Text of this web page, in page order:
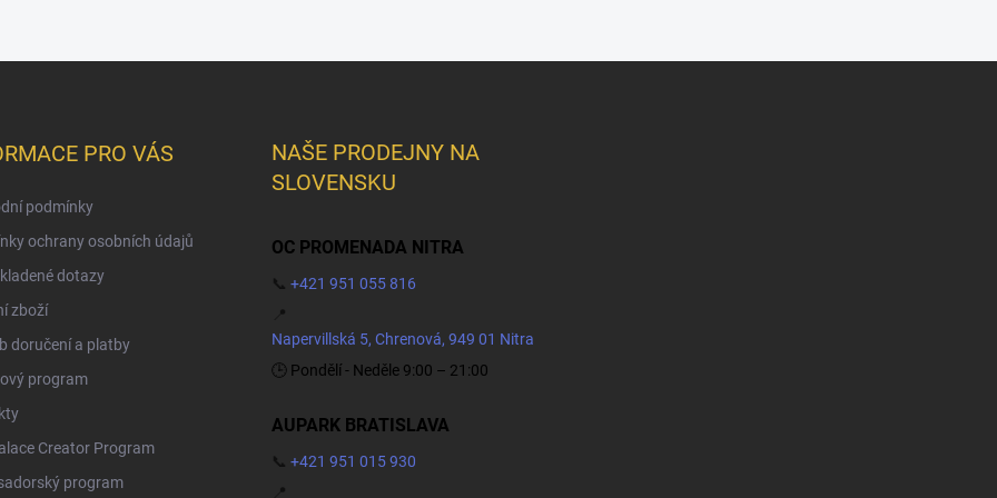
PRO VÁS
podmínky
ochrany osobních údajů
dotazy
zboží
doručení a platby
program
Creator Program
program
NAŠE PRODEJNY NA
SLOVENSKU
OC PROMENADA NITRA
📞 +421 951 055 816
📍
Napervillská 5, Chrenová, 949 01 Nitra
🕒 Pondělí - Neděle 9:00 – 21:00
AUPARK BRATISLAVA
📞 +421 951 015 930
📍